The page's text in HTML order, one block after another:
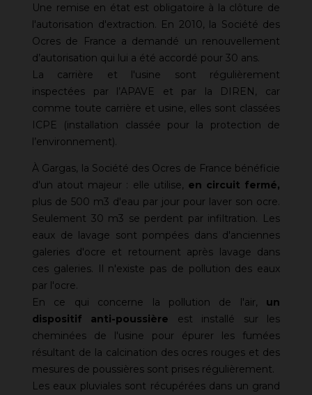
Une remise en état est obligatoire à la clôture de
l'autorisation d'extraction. En 2010, la Société des
Ocres de France a demandé un renouvellement
d’autorisation qui lui a été accordé pour 30 ans.
La carrière et l'usine sont régulièrement
inspectées par l’APAVE et par la DIREN, car
comme toute carrière et usine, elles sont classées
ICPE (installation classée pour la protection de
l’environnement).
À Gargas, la Société des Ocres de France bénéficie
d'un atout majeur : elle utilise, en circuit fermé,
plus de 500 m3 d'eau par jour pour laver son ocre.
Seulement 30 m3 se perdent par infiltration. Les
eaux de lavage sont pompées dans d'anciennes
galeries d'ocre et retournent après lavage dans
ces galeries. Il n'existe pas de pollution des eaux
par l'ocre.
En ce qui concerne la pollution de l'air, un
dispositif anti-poussière est installé sur les
cheminées de l'usine pour épurer les fumées
résultant de la calcination des ocres rouges et des
mesures de poussières sont prises régulièrement.
Les eaux pluviales sont récupérées dans un grand